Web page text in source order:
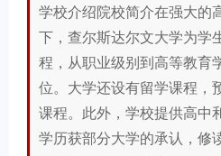
学校介绍院校简介在强大的
下，查尔斯达尔文大学为学
程，从职业级别到高等教育
位。大学还设有留学课程
课程。此外，学校提供高中
学历获部分大学的承认，修